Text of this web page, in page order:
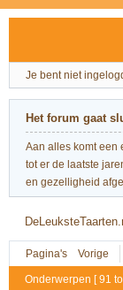
Je bent niet
Het forum gaat
Aan alles komt een
tot er de laatste
en gezelligheid
Pagina's Vorige
Onderwerpen [ 91